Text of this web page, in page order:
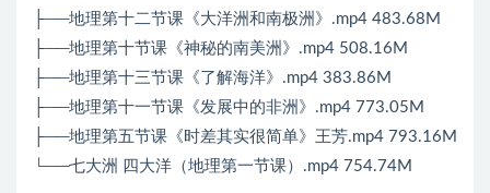
├──地理第十二节课《大洋洲和南极洲》.mp4 483.68M
├──地理第十节课《神秘的南美洲》.mp4 508.16M
├──地理第十三节课《了解海洋》.mp4 383.86M
├──地理第十一节课《发展中的非洲》.mp4 773.05M
├──地理第五节课《时差其实很简单》王芳.mp4 793.16M
└──七大洲 四大洋（地理第一节课）.mp4 754.74M